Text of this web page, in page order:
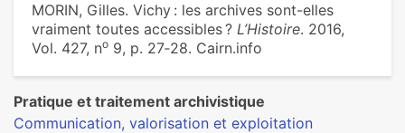
MORIN, Gilles. Vichy : les archives sont-elles
vraiment toutes accessibles ? L’Histoire. 2016,
Vol. 427, no 9, p. 27‑28. Cairn.info
Pratique et traitement archivistique
Communication, valorisation et exploitation